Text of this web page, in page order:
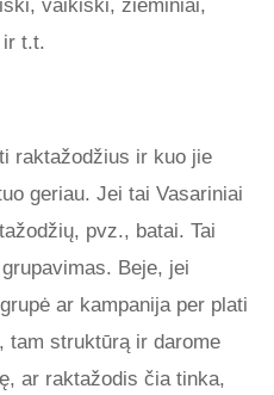
vaikiški, žieminiai,
ir t.t.
raktažodžius ir kuo jie
geriau. Jei tai Vasariniai
pvz., batai. Tai
Beje, jei
ar kampanija per plati
tam struktūrą ir darome
ar raktažodis čia tinka,